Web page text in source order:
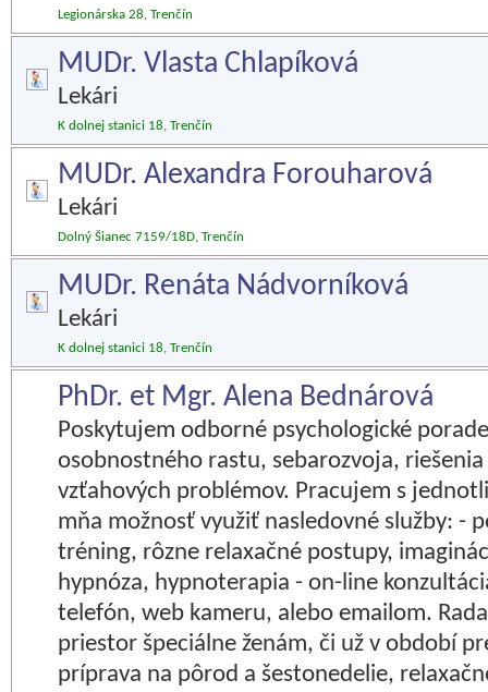
Legionárska 28, Trenčín
MUDr. Vlasta Chlapíková
Lekári
K dolnej stanici 18, Trenčín
MUDr. Alexandra Forouharová
Lekári
Dolný Šianec 7159/18D, Trenčín
MUDr. Renáta Nádvorníková
Lekári
K dolnej stanici 18, Trenčín
PhDr. et Mgr. Alena Bednárová
Poskytujem odborné psychologické
osobnostného rastu, sebarozvoja,
vzťahových problémov. Pracujem s
mňa možnosť využiť nasledovné služby: -
tréning, rôzne relaxačné postupy,
hypnóza, hypnoterapia - on-line
telefón, web kameru, alebo emailom.
priestor špeciálne ženám, či už v období
príprava na pôrod a šestonedelie,